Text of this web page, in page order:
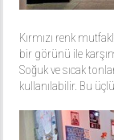
Kırmızı renk
bir görünü ile
Soğuk ve sıcak
kullanılabilir. Bu